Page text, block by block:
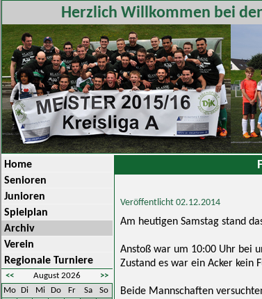
Herzlich Willkommen bei
Home
Senioren
Junioren
Spielplan
Archiv
Verein
Regionale Turniere
<< >>
August 2026
Mo Di Mi Do Fr Sa
So
Veröffentlicht 02.12.2014
Am heutigen Samstag stand
Anstoß war um 10:00 Uhr bei
Zustand es war ein Acker kein
Beide Mannschaften